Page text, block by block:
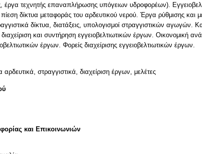
έργα τεχνητής επαναπλήρωσης υπόγειων υδροφορέων).
δίκτυα μεταφοράς του αρδευτικού νερού. Έργα ρύθμισης
δίκτυα, διατάξεις, υπολογισμοί στραγγιστικών αγωγών.
και συντήρηση εγγειοβελτιωτικών έργων. Οικονομική
έργων. Φορείς διαχείρισης εγγειοβελτιωτικών έργων.
αρδευτικά, στραγγιστικά, διαχείριση έργων, μελέτες
και Επικοινωνιών